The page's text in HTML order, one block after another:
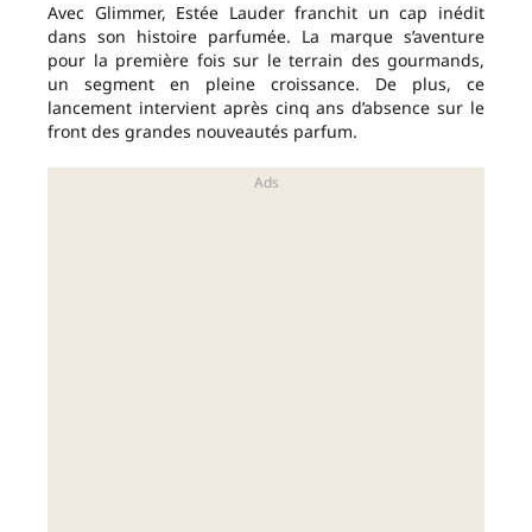
Avec Glimmer, Estée Lauder franchit un cap inédit
dans son histoire parfumée. La marque s’aventure
pour la première fois sur le terrain des gourmands,
un segment en pleine croissance. De plus, ce
lancement intervient après cinq ans d’absence sur le
front des grandes nouveautés parfum.